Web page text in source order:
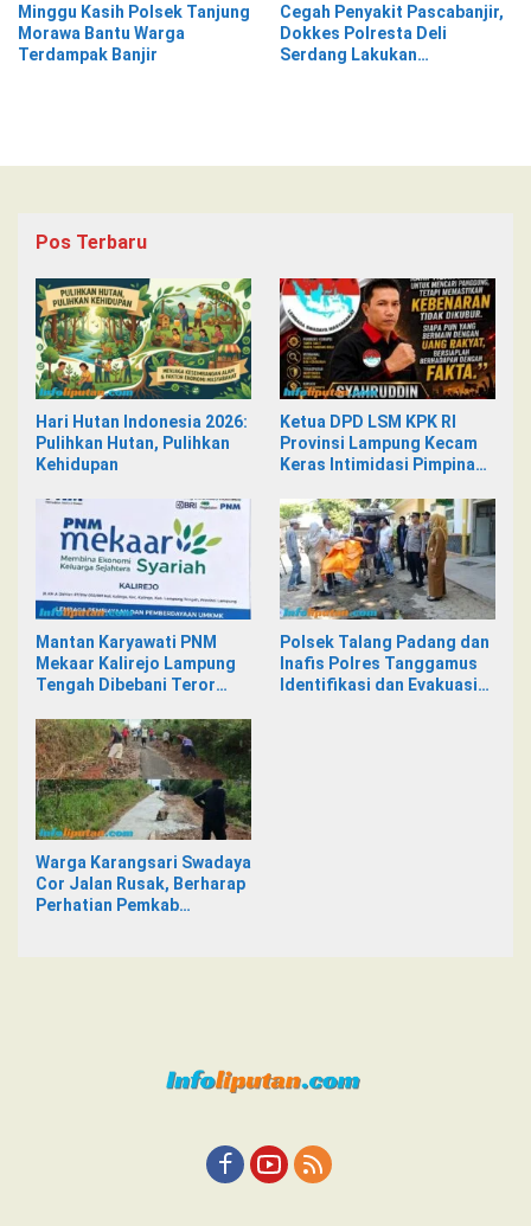
Minggu Kasih Polsek Tanjung
Morawa Bantu Warga
Terdampak Banjir
Cegah Penyakit Pascabanjir,
Dokkes Polresta Deli
Serdang Lakukan
Pos Terbaru
Hari Hutan Indonesia 2026:
Pulihkan Hutan, Pulihkan
Kehidupan
Ketua DPD LSM KPK RI
Provinsi Lampung Kecam
Keras Intimidasi Pimpinan
Kalirejo terhadap Nad
Mantan Karyawati PNM
Mekaar Kalirejo Lampung
Tengah Dibebani Teror
Intimidasi
Polsek Talang Padang dan
Inafis Polres Tanggamus
Identifikasi dan Evakuasi
Warga Karangsari Swadaya
Cor Jalan Rusak, Berharap
Perhatian Pemkab